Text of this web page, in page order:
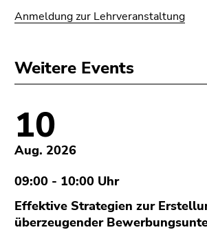
Anmeldung zur Lehrveranstaltung
Weitere Events
10
Aug. 2026
09:00 - 10:00 Uhr
Effektive Strategien zur
überzeugender